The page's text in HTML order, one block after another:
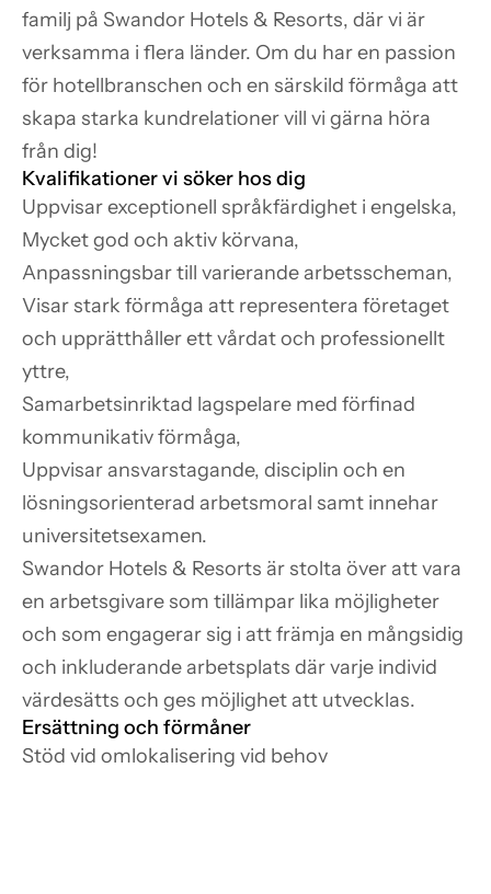
familj på Swandor Hotels & Resorts, där vi är
verksamma i flera länder. Om du har en passion
för hotellbranschen och en särskild förmåga att
skapa starka kundrelationer vill vi gärna höra
från dig!
Kvalifikationer vi söker hos dig
Uppvisar exceptionell språkfärdighet i engelska,
Mycket god och aktiv körvana,
Anpassningsbar till varierande arbetsscheman,
Visar stark förmåga att representera företaget
och upprätthåller ett vårdat och professionellt
yttre,
Samarbetsinriktad lagspelare med förfinad
kommunikativ förmåga,
Uppvisar ansvarstagande, disciplin och en
lösningsorienterad arbetsmoral samt innehar
universitetsexamen.
Swandor Hotels & Resorts är stolta över att vara
en arbetsgivare som tillämpar lika möjligheter
och som engagerar sig i att främja en mångsidig
och inkluderande arbetsplats där varje individ
värdesätts och ges möjlighet att utvecklas.
Ersättning och förmåner
Stöd vid omlokalisering vid behov